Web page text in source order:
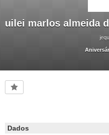
uilei marlos almeida
Dados